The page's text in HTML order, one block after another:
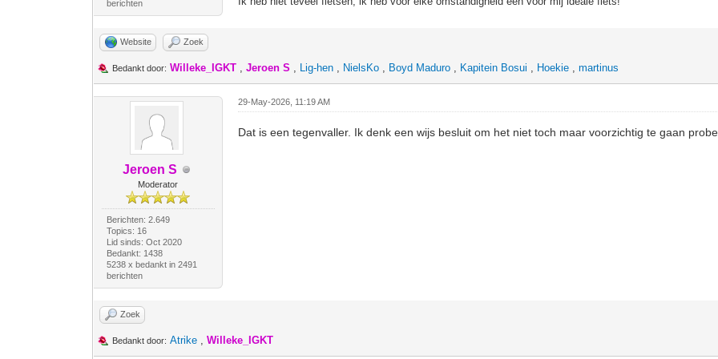
berichten
Website Zoek
Bedankt door: Willeke_IGKT ,Jeroen S , Lig-hen , NielsKo , Boyd Maduro , Kapitein Bosui , Hoekie ,martinus
Jeroen S
Moderator
Berichten: 2.649
Topics: 16
Lid sinds: Oct 2020
Bedankt: 1438
5238 x bedankt in 2491
berichten
29-May-2026, 11:19 AM
Dat is een tegenvaller. Ik denk een wijs besluit om het niet toch maar voorzichtig te gaan
Zoek
Bedankt door: Atrike ,Willeke_IGKT